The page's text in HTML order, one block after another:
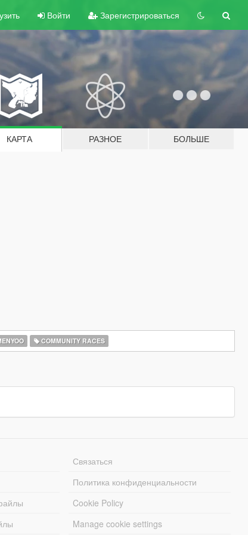
Войти Зарегистрироваться
КАРТА РАЗНОЕ БОЛЬШЕ
COMMUNITY RACES
Связаться
Политика конфиденциальности
Cookie Policy
Manage cookie settings